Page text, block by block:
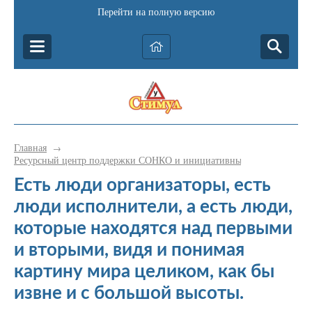
Перейти на полную версию
Главная →
Ресурсный центр поддержки СОНКО и инициативных граждан
Есть люди организаторы, есть
люди исполнители, а есть люди,
которые находятся над первыми
и вторыми, видя и понимая
картину мира целиком, как бы
извне и с большой высоты.